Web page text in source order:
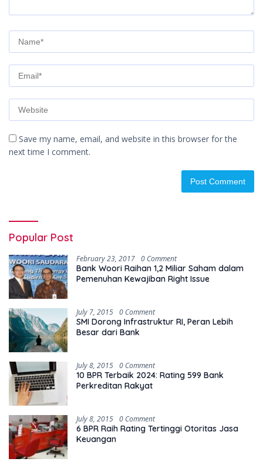
Save my name, email, and website in this browser for the
next time I comment.
Popular Post
February 23, 2017 0 Comment
Bank Woori Raihan 1,2 Miliar Saham dalam
Pemenuhan Kewajiban Right Issue
July 7, 2015 0 Comment
SMI Dorong Infrastruktur RI, Peran Lebih
Besar dari Bank
July 8, 2015 0 Comment
10 BPR Terbaik 2024: Rating 599 Bank
Perkreditan Rakyat
July 8, 2015 0 Comment
6 BPR Raih Rating Tertinggi Otoritas Jasa
Keuangan